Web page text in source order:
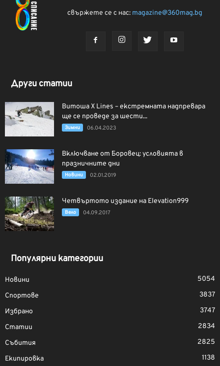
свържете се с нас: magazine@360mag.bg
Други статии
Витоша X Lines – екстремната надпревара
ще се проведе за шести...
Зимни 06.04.2023
Включване от Боровец: условията в
празничните дни
Новини 02.01.2019
Четвъртото издание на Elevation999
Вело 04.09.2017
Популярни категории
Новини
5054
Спортове
3837
Избрано
3747
Статии
2834
Събития
2825
Екипировка
1138